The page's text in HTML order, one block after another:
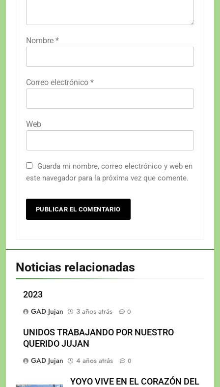
Nombre *
Correo electrónico *
Web
Guarda mi nombre, correo electrónico y web en
este navegador para la próxima vez que comente.
Noticias relacionadas
2023
GAD Jujan
3 años atrás 0
UNIDOS TRABAJANDO POR NUESTRO
QUERIDO JUJAN
GAD Jujan
4 años atrás 0
YOYO VIVE EN EL CORAZÓN DEL